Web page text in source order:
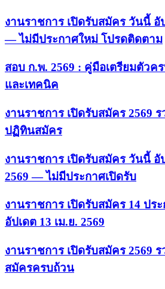
งานราชการ เปิดรับสมัคร วันนี้ อั
— ไม่มีประกาศใหม่ โปรดติดตาม
สอบ ก.พ. 2569 : คู่มือเตรียมตัวค
และเทคนิค
งานราชการ เปิดรับสมัคร 2569
ปฏิทินสมัคร
งานราชการ เปิดรับสมัคร วันนี้ อั
2569 — ไม่มีประกาศเปิดรับ
งานราชการ เปิดรับสมัคร 14 ปร
อัปเดต 13 เม.ย. 2569
งานราชการ เปิดรับสมัคร 2569
สมัครครบถ้วน